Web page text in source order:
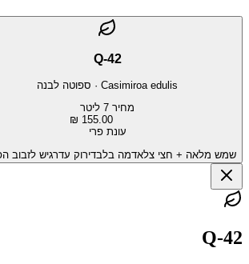
Q-42
Casimiroa edulis
· ספוטה לבנה
מחיר 7 ליטר
155.00 ₪
עונת פרי
שמש מלאה + חצי צלאדמה בלבדירוק עדרגיש לזבוב
Q-42